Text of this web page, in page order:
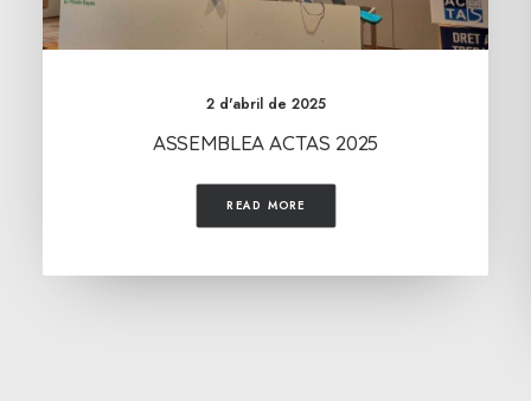
2 d'abril de 2025
ASSEMBLEA ACTAS 2025
READ MORE